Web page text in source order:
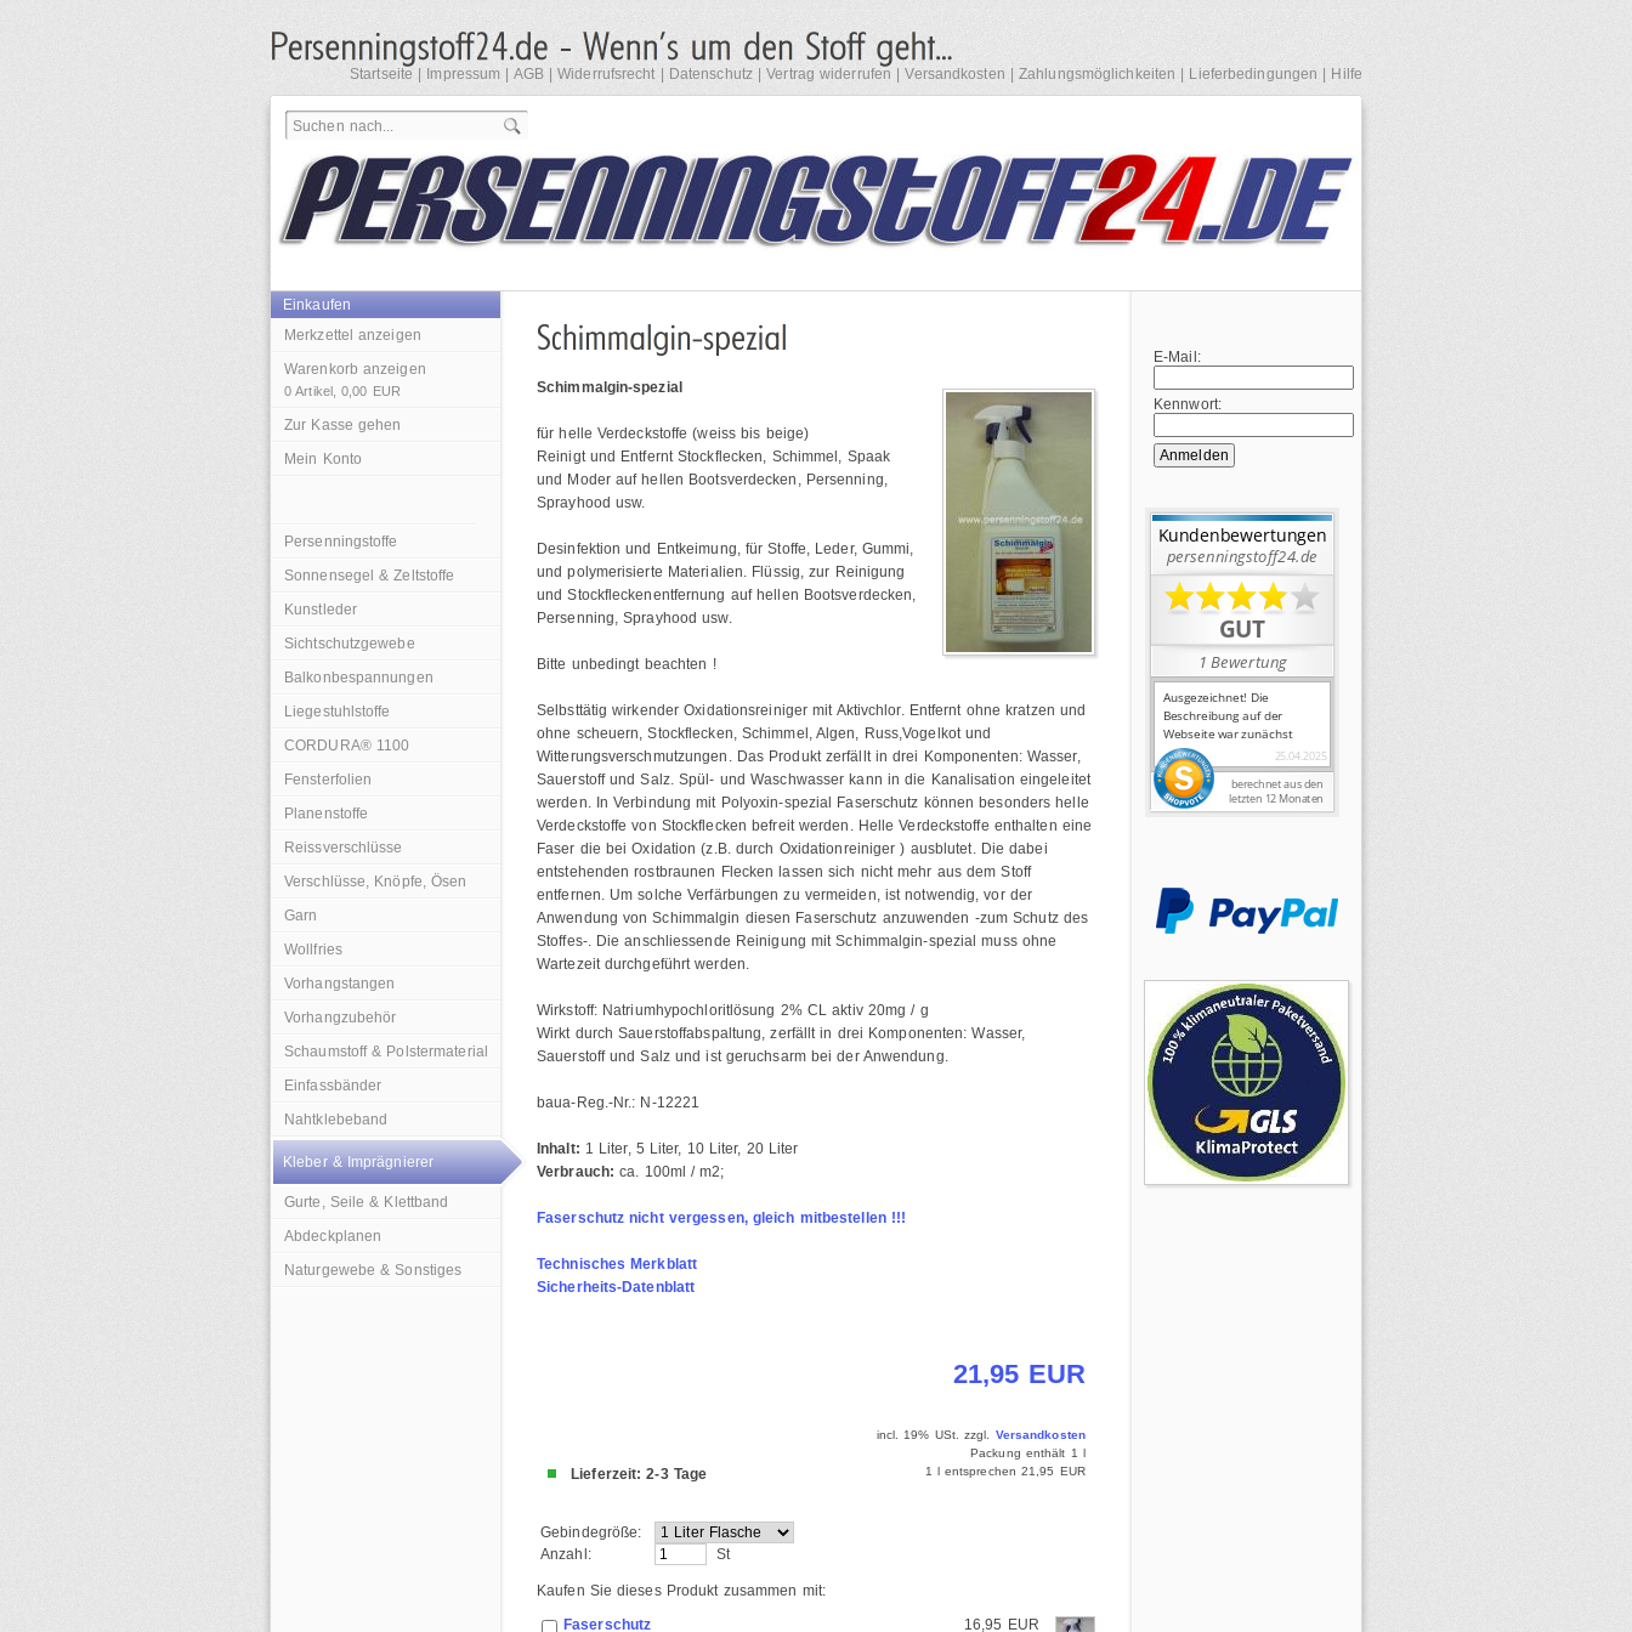
Startseite| Impressum AGB|Widerrufsrecht| Datenschutz|Vertrag widerrufen |Versandkosten |Zahlungsmöglichkeiten Lieferbedingungen Hilfe
Einkaufen
Merkzettel anzeigen
Warenkorb anzeigen
0 Artikel,0,00 EUR
Zur Kasse gehen
Mein Konto
Persenningstoffe
Sonnensegel & Zeltstoffe
Kunstleder
Sichtschutzgewebe
Balkonbespannungen
Liegestuhlstoffe
CORDURA® 1100
Fensterfolien
Planenstoffe
Reissverschlüsse
Verschlüsse, Knöpfe, Ösen
Garn
Wollfries
Vorhangstangen
Vorhangzubehör
Schaumstoff & Polstermaterial
Einfassbänder
Nahtklebeband
Kleber & Imprägnierer
Gurte, Seile & Klettband
Abdeckplanen
Naturgewebe & Sonstiges
Schimmalgin-spezial
für helle Verdeckstoffe (weiss bis beige)
Reinigt und Entfernt Stockflecken, Schimmel, Spaak
und Moder auf hellen Bootsverdecken, Persenning,
Sprayhood usw.
Desinfektion und Entkeimung, für Stoffe, Leder, Gummi,
und polymerisierte Materialien. Flüssig, zur Reinigung
und Stockfleckenentfernung auf hellen Bootsverdecken,
Persenning, Sprayhood usw.
Bitte unbedingt beachten !
Selbsttätig wirkender Oxidationsreiniger mit Aktivchlor. Entfernt ohne kratzen und
ohne scheuern, Stockflecken, Schimmel, Algen, Russ,Vogelkot und
Witterungsverschmutzungen. Das Produkt zerfällt in drei Komponenten: Wasser,
Sauerstoff und Salz. Spül- und Waschwasser kann in die Kanalisation eingeleitet
werden. In Verbindung mit Polyoxin-spezial Faserschutz können besonders helle
Verdeckstoffe von Stockflecken befreit werden. Helle Verdeckstoffe enthalten eine
Faser die bei Oxidation (z.B. durch Oxidationreiniger ) ausblutet. Die dabei
entstehenden rostbraunen Flecken lassen sich nicht mehr aus dem Stoff
entfernen. Um solche Verfärbungen zu vermeiden, ist notwendig, vor der
Anwendung von Schimmalgin diesen Faserschutz anzuwenden -zum Schutz des
Stoffes-. Die anschliessende Reinigung mit Schimmalgin-spezial muss ohne
Wartezeit durchgeführt werden.
Wirkstoff: Natriumhypochloritlösung 2% CL aktiv 20mg / g
Wirkt durch Sauerstoffabspaltung, zerfällt in drei Komponenten: Wasser,
Sauerstoff und Salz und ist geruchsarm bei der Anwendung.
baua-Reg.-Nr.: N-12221
Inhalt: 1 Liter, 5 Liter, 10 Liter, 20 Liter
Verbrauch: ca. 100ml / m2;
Faserschutz nicht vergessen, gleich mitbestellen !!!
Technisches Merkblatt
Sicherheits-Datenblatt
21,95 EUR
incl. 19% USt. zzgl. Versandkosten
Packung enthält 1 l
1 l entsprechen 21,95 EUR
Lieferzeit: 2-3 Tage
Gebindegröße:
Anzahl:
St
Kaufen Sie dieses Produkt zusammen mit:
Faserschutz
16,95 EUR
E-Mail:
Kennwort: